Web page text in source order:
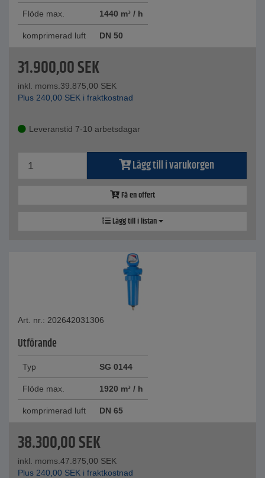
Flöde max. 1440 m³ / h
komprimerad luft DN 50
31.900,00SEK
inkl. moms.39.875,00 SEK
Plus 240,00 SEK i fraktkostnad
Leveranstid 7-10 arbetsdagar
Lägg till i varukorgen
Få en offert
Lägg till i listan
Art. nr.: 202642031306
Utförande
Typ SG 0144
Flöde max. 1920 m³ / h
komprimerad luft DN 65
38.300,00SEK
inkl. moms.47.875,00 SEK
Plus 240,00 SEK i fraktkostnad